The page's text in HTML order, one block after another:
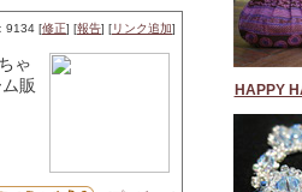
9134 [修正] [報告] [リンク追加]
ゃ
販
HAPPY